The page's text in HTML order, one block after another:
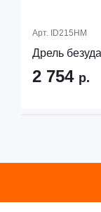
Арт. ID215HM
Дрель
2 754 р.